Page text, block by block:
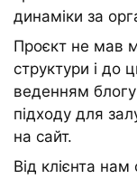
динаміки за
Проєкт не мав
структури і до
веденням блогу
підходу для
на сайт.
Від клієнта